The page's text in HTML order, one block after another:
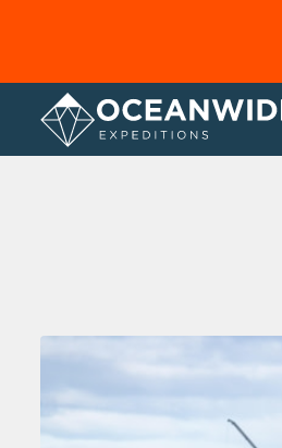
Startseite Fotogallerie